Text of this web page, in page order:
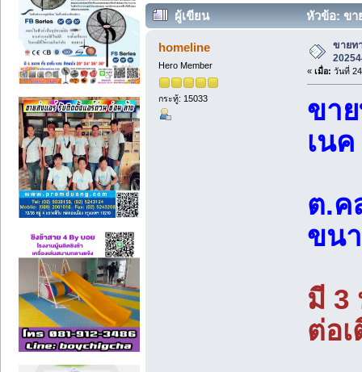
ผู้เขียน
หัวข้อ: ขา
(อ่าน 11548 ครั้ง)
homeline
Hero Member
กระทู้: 15033
ขายท
« เมื่อ: วันที่
ขา
เนค
ต.ค
ขน
มี 3
ต่อ